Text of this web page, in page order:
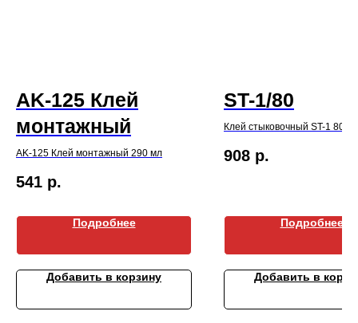
AK-125 Клей
монтажный
AK-125 Клей монтажный 290 мл
541 р.
Подробнее
Добавить в корзину
ST-1/80
Клей стыковочный ST-1 80 мл
908 р.
Подробнее
Добавить в